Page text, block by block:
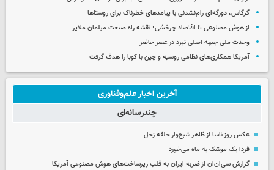
گرگاس، دورگه‌ای رام‌نشدنی با پیامدهای خطرناک برای روستاها
از هوش مصنوعی تا اقتصاد چرخشی؛ نقشه راه صنعت مبلمان ملایر
وحدت ملی جبهه اصلی نبرد در عصر حاضر
آمریکا همکاری‌های نظامی روسیه و چین با کوبا را هدف گرفت
آخرین اخبار علم‌وفناوری
چندرسانه‌ای
عکس روز ناسا از ظاهر شبح‌وار حلقه زحل
فردا یک موشک به ماه می‌خورد
گزارش سی‌ان‌ان از ضربه ایران به قلب زیرساخت‌های هوش مصنوعی آمریکا